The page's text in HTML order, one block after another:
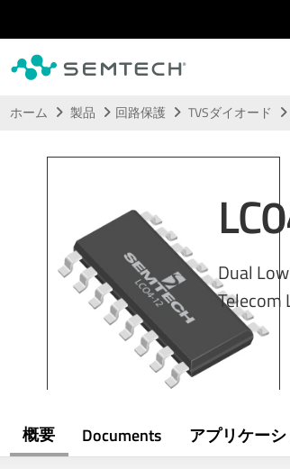
メインコンテンツにスキップ
ホーム 製品 回路保護 TVSダイオード
Dual
Telecom
概要 Documents アプリケー